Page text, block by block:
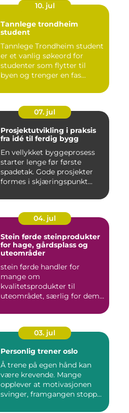
10. jul
Tannlege trondheim
student
Tannlege Trondheim student
er et vanlig søkeord for
studenter som flytter til
byen og trenger en fas...
07. jul
Prosjektutvikling i praksis
fra idé til ferdig bygg
En vellykket byggeprosess
starter lenge før første
spadetak. Gode prosjekter
formes i skjæringspunkt...
04. jul
Stein førde steinprodukter
for hage, gårdsplass og
uteområder
stein førde handler for
mange om
kvalitetsprodukter til
uteområdet, særlig for dem
03. jul
Personlig trener oslo
Å trene på egen hånd kan
være krevende. Mange
opplever at motivasjonen
svinger, framgangen stopper